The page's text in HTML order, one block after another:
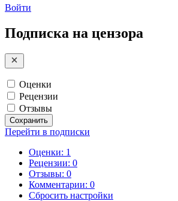
Войти
Подписка на цензора
Оценки
Рецензии
Отзывы
Сохранить
Перейти в подписки
Оценки: 1
Рецензии: 0
Отзывы: 0
Комментарии: 0
Сбросить настройки